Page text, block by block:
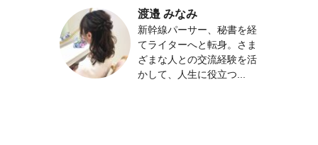
渡邉 みなみ
新幹線パーサー、秘書を経
てライターへと転身。さま
ざまな人との交流経験を活
かして、人生に役立つ...